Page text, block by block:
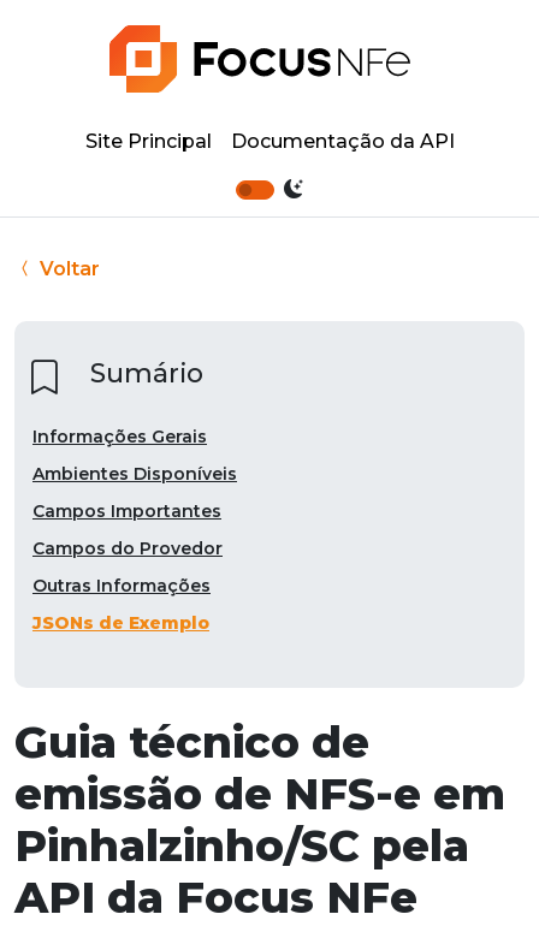
Site Principal Documentação da API
Voltar
Guia técnico de
emissão de NFS-e em
Pinhalzinho/SC pela
API da Focus NFe
Sumário
Informações Gerais
Ambientes Disponíveis
Campos Importantes
Campos do Provedor
Outras Informações
JSONs de Exemplo